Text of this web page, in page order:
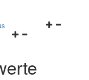
Navigationsmenü
schließen